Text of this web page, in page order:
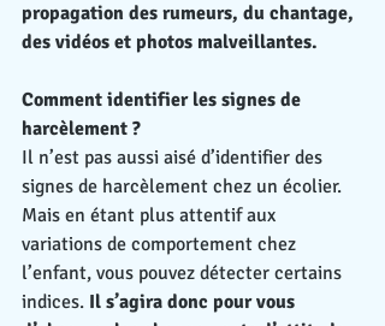
propagation des rumeurs, du chantage,
des vidéos et photos malveillantes.
Comment identifier les signes de
harcèlement ?
Il n’est pas aussi aisé d’identifier des
signes de harcèlement chez un écolier.
Mais en étant plus attentif aux
variations de comportement chez
l’enfant, vous pouvez détecter certains
indices. Il s’agira donc pour vous